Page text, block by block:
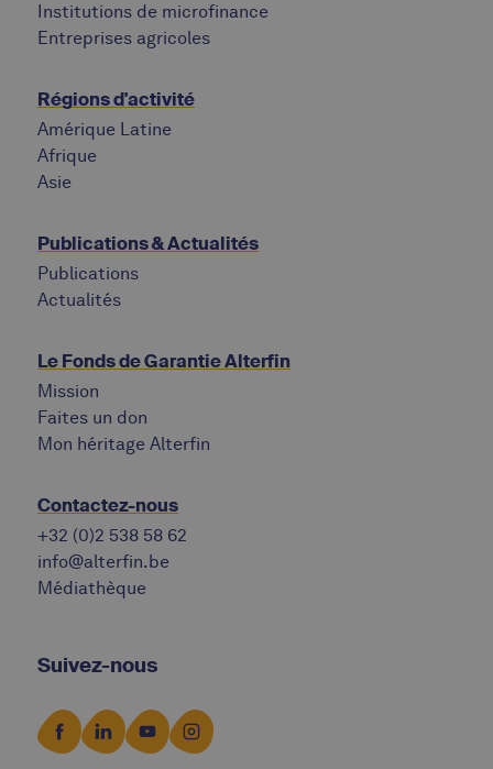
Institutions de microfinance
Entreprises agricoles
Régions d'activité
Amérique Latine
Afrique
Asie
Publications & Actualités
Publications
Actualités
Le Fonds de Garantie Alterfin
Mission
Faites un don
Mon héritage Alterfin
Contactez-nous
+32 (0)2 538 58 62
info@alterfin.be
Médiathèque
Suivez-nous